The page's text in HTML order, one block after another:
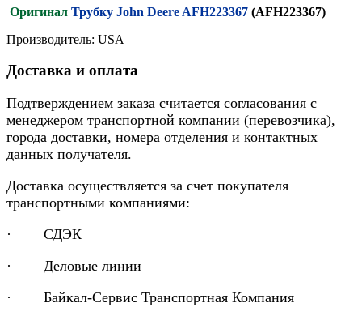
Оригинал Трубку John Deere AFH223367 (AFH223367)
Производитель: USA
Доставка и оплата
Подтверждением заказа считается согласования с
менеджером транспортной компании (перевозчика),
города доставки, номера отделения и контактных
данных получателя.
Доставка осуществляется за счет покупателя
транспортными компаниями:
· СДЭК
· Деловые линии
· Байкал-Сервис Транспортная Компания